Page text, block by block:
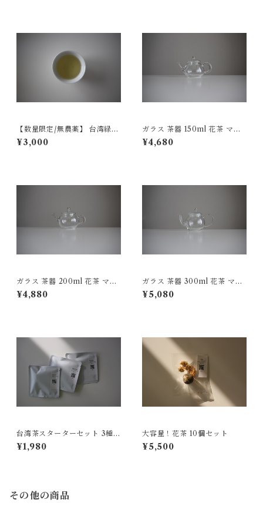
【数量限定/無農薬】 台湾緑茶
30g
¥3,000
ガラス 茶器 150ml 花茶 マイ
カイカ茶付
¥4,680
ガラス 茶器 200ml 花茶 マイ
カイカ茶付
¥4,880
ガラス 茶器 300ml 花茶 マイ
カイカ茶付
¥5,080
台湾茶スターターセット 3種飲
み比べ
¥1,980
大容量！花茶 10個セット
¥5,500
その他の商品